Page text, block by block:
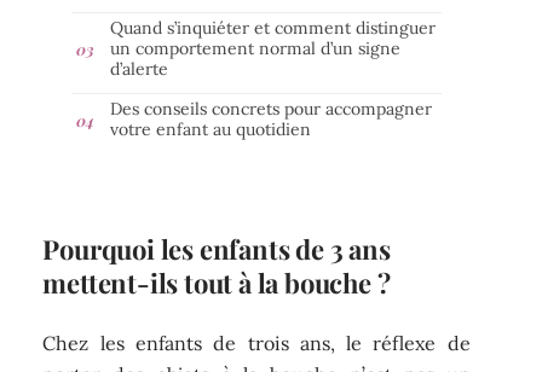
Quand s’inquiéter et comment distinguer
un comportement normal d’un signe
d’alerte
Des conseils concrets pour accompagner
votre enfant au quotidien
Pourquoi les enfants de 3 ans
mettent-ils tout à la bouche ?
Chez les enfants de trois ans, le réflexe de